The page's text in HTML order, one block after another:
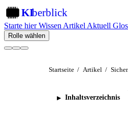
KIberblick
Starte hierWissen Artikel Aktuell
Rolle wählen
Startseite / Artikel /
Inhaltsverzeichnis